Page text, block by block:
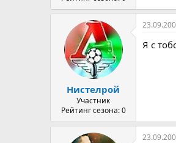
Нистелрой
Участник
Рейтинг сезона: 0
Я с